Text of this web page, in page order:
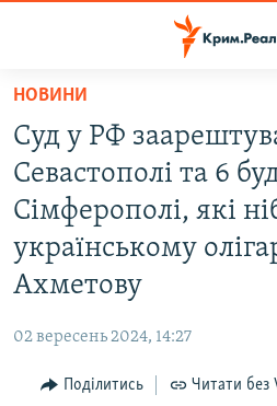
Перейти
основного
матеріалу
Перейти
до
основної
навігації
до
ВОДА.КРИМ
ВІДЕО ТА ФОТО
ПОЛІТИКА
БЛОГИ
ІНТЕРВ'Ю
ВСЕ ЗА ДЕНЬ
НОВИНИ
Суд у РФ
Севастополі та 6
Сімферополі, які
українському
Ахметову
02 вересень 2024, 14:27
Поділитись Читати без